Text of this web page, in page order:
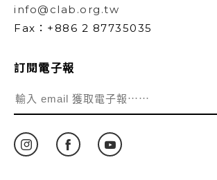
info@clab.org.tw
Fax：+886 2 87735035
訂閱電子報